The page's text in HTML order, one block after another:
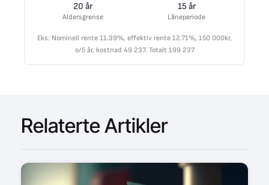
20 år
Aldersgrense
15 år
Låneperiode
Eks: Nominell rente 11.39%, effektiv rente 12.71%, 150 000kr,
o/5 år, kostnad 49 237. Totalt 199 237
Relaterte Artikler